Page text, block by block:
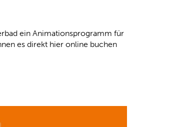
ein Animationsprogramm für
es direkt hier online buchen